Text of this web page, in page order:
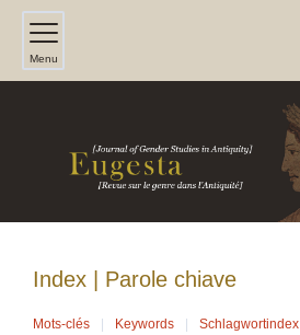
Menu
Index | Parole chiave
Mots-clés Keywords Schlagwortindex